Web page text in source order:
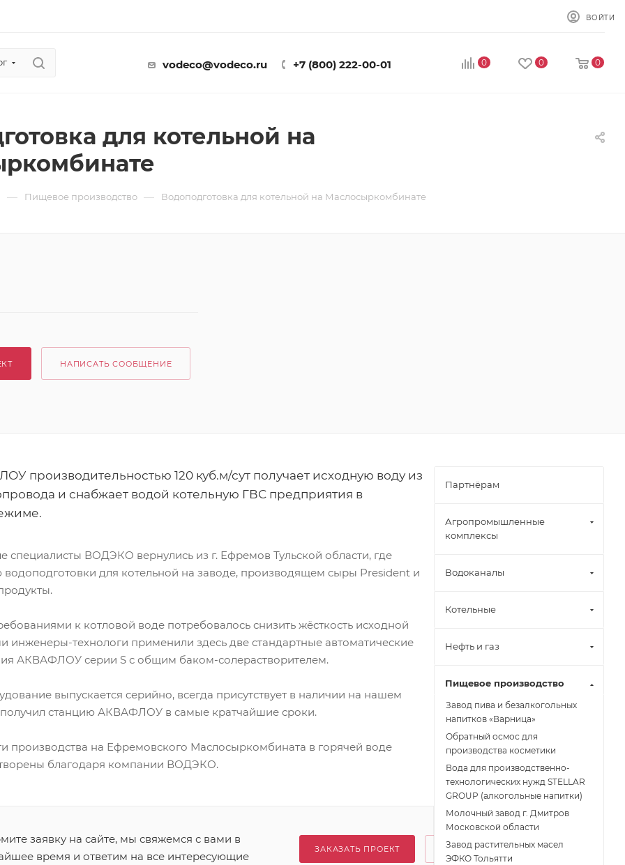
ВОЙТИ
vodeco@vodeco.ru +7 (800) 222-00-01 0 0 0
для котельной на
— Пищевое производство — Водоподготовка для котельной на Маслосыркомбинате
НАПИСАТЬ СООБЩЕНИЕ
производительностью 120 куб.м/сут получает исходную воду из
и снабжает водой котельную ГВС предприятия в
специалисты ВОДЭКО вернулись из г. Ефремов Тульской области, где
водоподготовки для котельной на заводе, производящем сыры President и
к котловой воде потребовалось снизить жёсткость исходной
инженеры-технологи применили здесь две стандартные автоматические
АКВАФЛОУ серии S с общим баком-солерастворителем.
выпускается серийно, всегда присутствует в наличии на нашем
получил станцию АКВАФЛОУ в самые кратчайшие сроки.
производства на Ефремовского Маслосыркомбината в горячей воде
благодаря компании ВОДЭКО.
заявку на сайте, мы свяжемся с вами в
время и ответим на все интересующие
ЗАКАЗАТЬ ПРОЕКТ
Партнёрам
Агропромышленные
комплексы
Водоканалы
Котельные
Нефть и газ
Пищевое производство
Завод пива и безалкогольных
напитков «Варница»
Обратный осмос для
производства косметики
Вода для производственно-
технологических нужд STELLAR
GROUP (алкогольные напитки)
Молочный завод г. Дмитров
Московской области
Завод растительных масел
ЭФКО Тольятти